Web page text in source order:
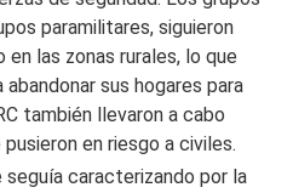
paramilitares, siguieron
las zonas rurales, lo que
sus hogares para
también llevaron a cabo
en riesgo a civiles.
caracterizando por la